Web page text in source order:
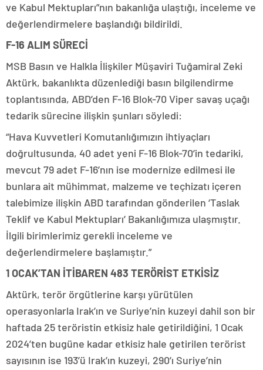
ve Kabul Mektupları”nın bakanlığa ulaştığı, inceleme ve
değerlendirmelere başlandığı bildirildi.
F-16 ALIM SÜRECİ
MSB Basın ve Halkla İlişkiler Müşaviri Tuğamiral Zeki
Aktürk, bakanlıkta düzenlediği basın bilgilendirme
toplantısında, ABD’den F-16 Blok-70 Viper savaş uçağı
tedarik sürecine ilişkin şunları söyledi:
“Hava Kuvvetleri Komutanlığımızın ihtiyaçları
doğrultusunda, 40 adet yeni F-16 Blok-70’in tedariki,
mevcut 79 adet F-16’nın ise modernize edilmesi ile
bunlara ait mühimmat, malzeme ve teçhizatı içeren
talebimize ilişkin ABD tarafından gönderilen ‘Taslak
Teklif ve Kabul Mektupları’ Bakanlığımıza ulaşmıştır.
İlgili birimlerimiz gerekli inceleme ve
değerlendirmelere başlamıştır.”
1 OCAK’TAN İTİBAREN 483 TERÖRİST ETKİSİZ
Aktürk, terör örgütlerine karşı yürütülen
operasyonlarla Irak’ın ve Suriye’nin kuzeyi dahil son bir
haftada 25 teröristin etkisiz hale getirildiğini, 1 Ocak
2024’ten bugüne kadar etkisiz hale getirilen terörist
sayısının ise 193’ü Irak’ın kuzeyi, 290’ı Suriye’nin